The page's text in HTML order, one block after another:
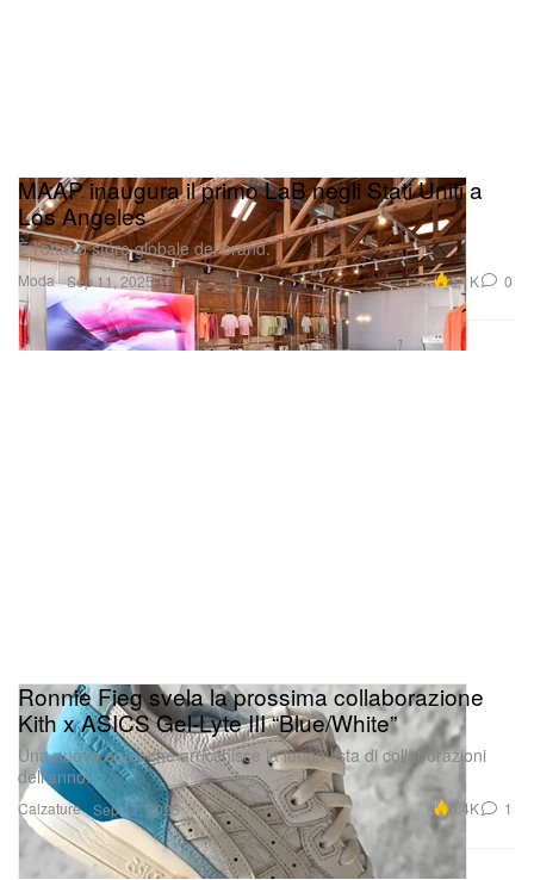
Moda
MAAP inaugura il primo LaB negli Stati Uniti a
Los Angeles
È l’ottavo store globale del brand.
Sep 11, 2025 3.1K 0
Calzature
Ronnie Fieg svela la prossima collaborazione
Kith x ASICS Gel-Lyte III “Blue/White”
Una nuova entry che arricchisce la lunga lista di collaborazioni
dell’anno.
Sep 11, 2025 6.4K 1